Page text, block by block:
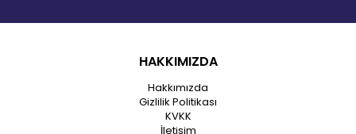
HAKKIMIZDA
Hakkımızda
Gizlilik Politikası
KVKK
İletişim